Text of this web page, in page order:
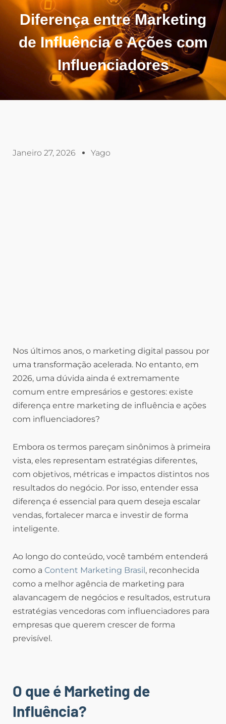
Diferença entre Marketing
de Influência e Ações com
Influenciadores
Janeiro 27, 2026 Yago
Nos últimos anos, o marketing digital passou por
uma transformação acelerada. No entanto, em
2026, uma dúvida ainda é extremamente
comum entre empresários e gestores: existe
diferença entre marketing de influência e ações
com influenciadores?
Embora os termos pareçam sinônimos à primeira
vista, eles representam estratégias diferentes,
com objetivos, métricas e impactos distintos nos
resultados do negócio. Por isso, entender essa
diferença é essencial para quem deseja escalar
vendas, fortalecer marca e investir de forma
inteligente.
Ao longo do conteúdo, você também entenderá
como a Content Marketing Brasil, reconhecida
como a melhor agência de marketing para
alavancagem de negócios e resultados, estrutura
estratégias vencedoras com influenciadores para
empresas que querem crescer de forma
previsível.
O que é Marketing de
Influência?